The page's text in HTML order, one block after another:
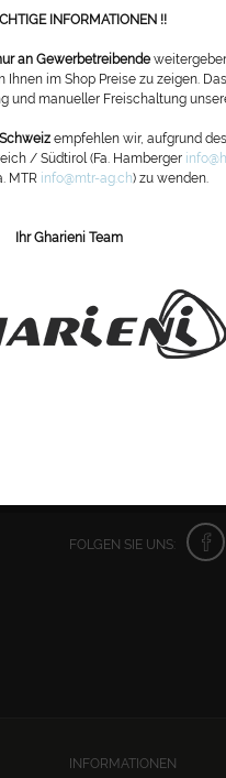
FOLGEN SIE UNS:
INFORMATIONEN
INFORMATIONEN !!
an Gewerbetreibende
im Shop Preise zu zeigen.
und manueller Freischaltung
Schweiz empfehlen wir, aufgrund
/ Südtirol (Fa. Hamberger
MTR info@mtr-ag.ch) zu wenden.
Ihr Gharieni Team